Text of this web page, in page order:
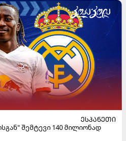
ᲔᲡᲞᲐᲜᲔᲗᲘ
შემტევი 140 მილიონად